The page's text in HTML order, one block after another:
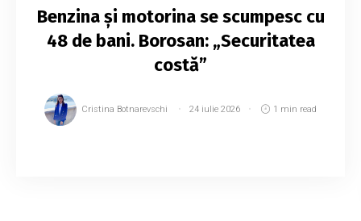
Benzina și motorina se scumpesc cu
48 de bani. Borosan: „Securitatea
costă”
Cristina Botnarevschi 24 iulie 2026 1 min read